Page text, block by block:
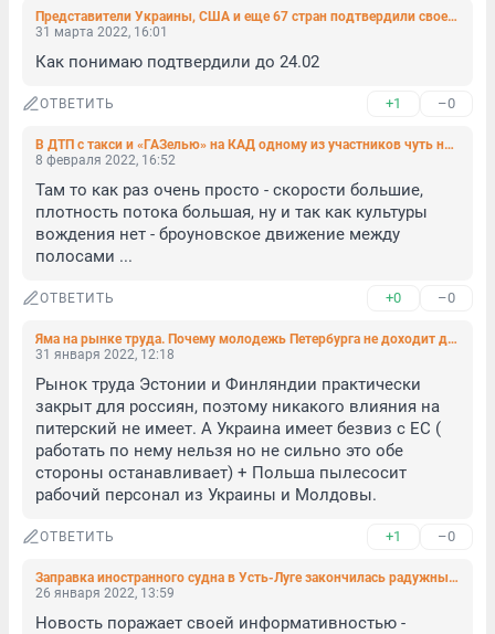
Представители Украины, США и еще 67 стран подтвердили свое участие в ПМЭФ-2022
31 марта 2022, 16:01
Как понимаю подтвердили до 24.02
ОТВЕТИТЬ +1 –0
В ДТП с такси и «ГАЗелью» на КАД одному из участников чуть не оторвало ногу
8 февраля 2022, 16:52
Там то как раз очень просто - скорости большие,
плотность потока большая, ну и так как культуры
вождения нет - броуновское движение между
полосами ...
ОТВЕТИТЬ +0 –0
Яма на рынке труда. Почему молодежь Петербурга не доходит до отделов кадров
31 января 2022, 12:18
Рынок труда Эстонии и Финляндии практически
закрыт для россиян, поэтому никакого влияния на
питерский не имеет. А Украина имеет безвиз с ЕС (
работать по нему нельзя но не сильно это обе
стороны останавливает) + Польша пылесосит
рабочий персонал из Украины и Молдовы.
ОТВЕТИТЬ +1 –0
Заправка иностранного судна в Усть-Луге закончилась радужными пятнами в Финском заливе
26 января 2022, 13:59
Новость поражает своей информативностью -